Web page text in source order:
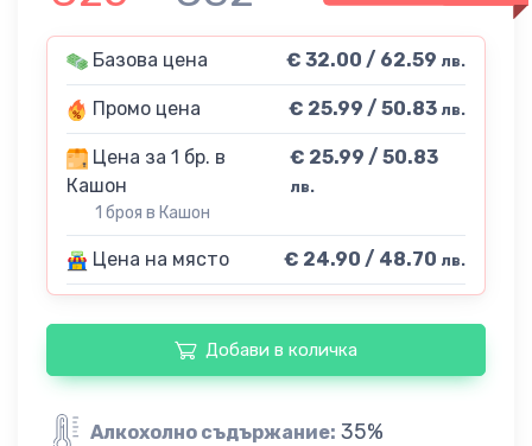
Базова цена € 32.00 / 62.59 лв.
Промо цена € 25.99 / 50.83 лв.
Цена за 1 бр. в
Кашон
1 броя в Кашон
€ 25.99 / 50.83
лв.
Цена на място € 24.90 / 48.70 лв.
Добави в количка
Алкохолно съдържание: 35%